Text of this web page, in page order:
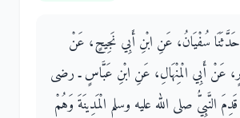
حَدَّثَنَا سُفْيَانُ، عَنِ ابْنِ أَبِي نَجِيحٍ، عَنْ
عَنْ أَبِي الْمِنْهَالِ، عَنِ ابْنِ عَبَّاسٍ ـ رضى
النَّبِيُّ صلى الله عليه وسلم الْمَدِينَةَ وَهُمْ